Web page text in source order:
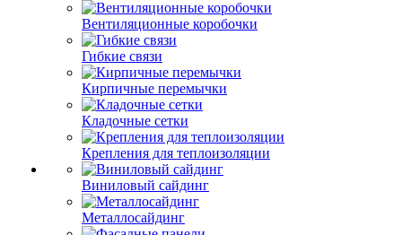
Вентиляционные коробочки
Гибкие связи
Кирпичные перемычки
Кладочные сетки
Крепления для теплоизоляции
Виниловый сайдинг
Металлосайдинг